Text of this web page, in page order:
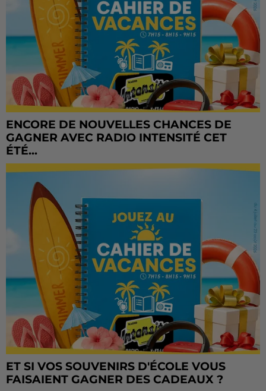
ENCORE DE NOUVELLES CHANCES DE
GAGNER AVEC RADIO INTENSITÉ CET
ÉTÉ...
ET SI VOS SOUVENIRS D'ÉCOLE VOUS
FAISAIENT GAGNER DES CADEAUX ?